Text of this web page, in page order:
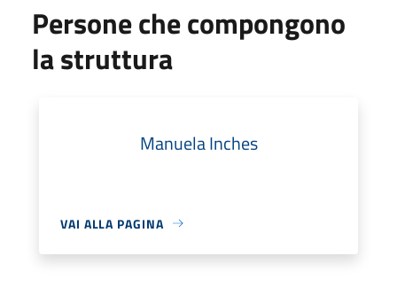
Persone che compongono
la struttura
Manuela Inches
VAI ALLA PAGINA